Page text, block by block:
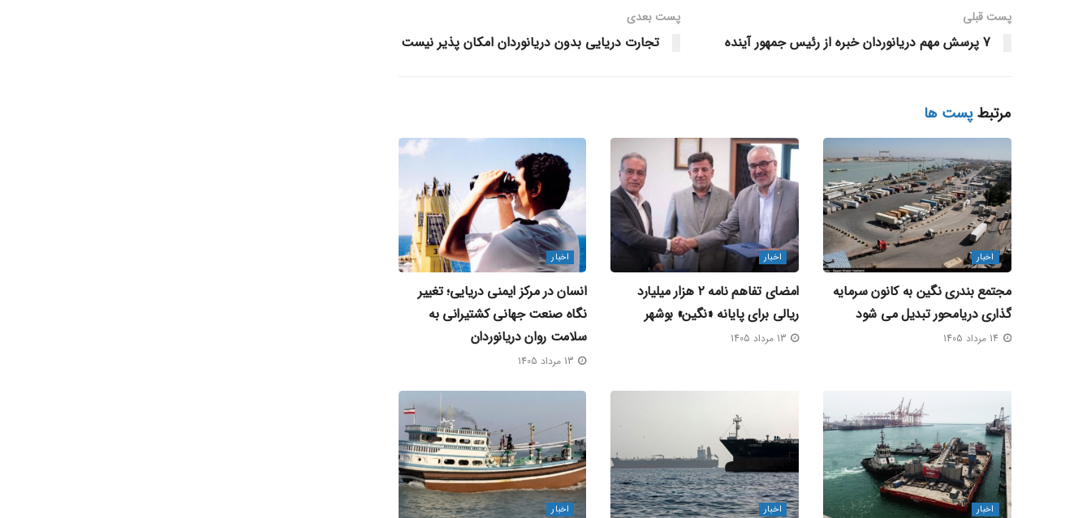
پست قبلی
7 پرسش مهم دریانوردان خبره از رئیس جمهور آینده
پست‌ بعدی
تجارت دریایی بدون دریانوردان امکان پذیر نیست
مرتبطپست ها
اخبار
مجتمع بندری نگین به کانون سرمایه‌
گذاری دریامحور تبدیل می‌ شود
14 مرداد 1405
اخبار
امضای تفاهم‌ نامه ۲ هزار میلیارد
ریالی برای پایانه «نگین» بوشهر
13 مرداد 1405
اخبار
انسان در مرکز ایمنی دریایی؛ تغییر
نگاه صنعت جهانی کشتیرانی به
سلامت روان دریانوردان
اخبار اخبار اخبار